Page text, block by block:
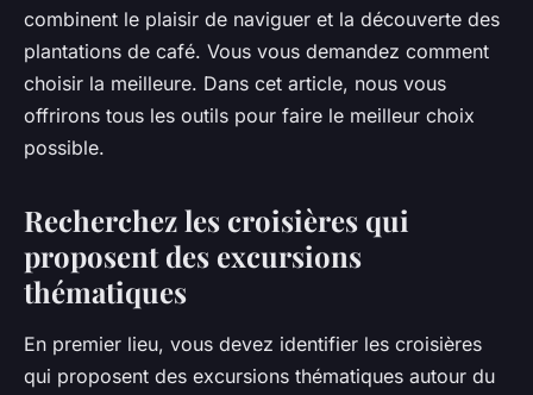
combinent le plaisir de naviguer et la découverte des
plantations de café. Vous vous demandez comment
choisir la meilleure. Dans cet article, nous vous
offrirons tous les outils pour faire le meilleur choix
possible.
Recherchez les croisières qui
proposent des excursions
thématiques
En premier lieu, vous devez identifier les croisières
qui proposent des excursions thématiques autour du